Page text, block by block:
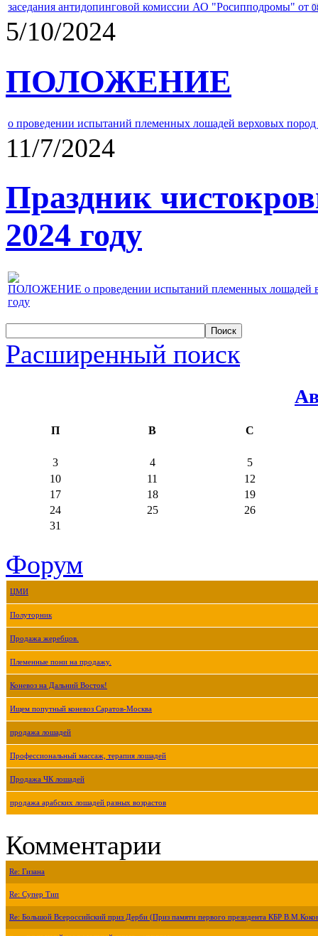
заседания антидопинговой комиссии АО "Росипподромы" от
5/10/2024
ПОЛОЖЕНИЕ
о проведении испытаний племенных лошадей верховых
11/7/2024
Праздник
2024 году
ПОЛОЖЕНИЕ о проведении испытаний племенных лошадей
году
Расширенный поиск
П В С
3 4
5
10
11
12
17
18
19
24
25
26
31
Форум
ЦМИ
Полуторник
Продажа жеребцов.
Племенные пони на продажу.
Коневоз на Дальний Восток!
Ищем попутный коневоз Саратов-Москва
продажа лошадей
Профессиональный массаж, терапия лошадей
Продажа ЧК лошадей
продажа арабских лошадей разных возрастов
Комментарии
Re: Гизана
Re: Супер Тип
Re: Большой Всероссийский приз Дерби (Приз памяти первого президента КБР